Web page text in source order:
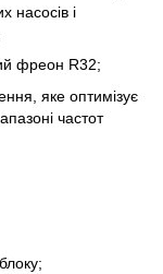
насосів і
фреон R32;
яке оптимізує
частот